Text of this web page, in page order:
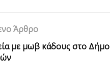
Άρθρο
με μωβ κάδους στο Δήμο